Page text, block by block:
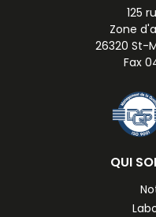
125
Zone
26320 St-
Fax
QUI